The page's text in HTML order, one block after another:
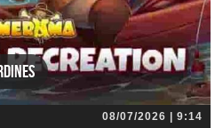
08/07/2026 | 9:14